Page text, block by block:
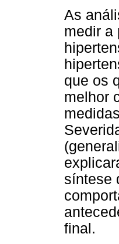
As
medir a
que os
melhor
síntese
final.